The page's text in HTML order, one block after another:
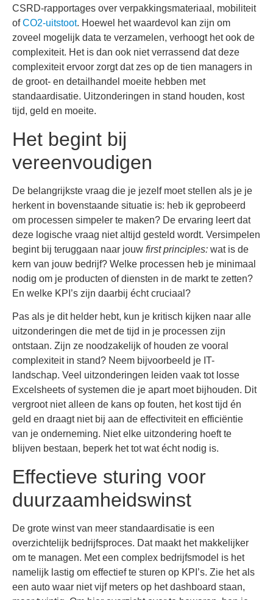
CSRD-rapportages over verpakkingsmateriaal, mobiliteit
ofCO2-uitstoot. Hoewel het waardevol kan zijn om
zoveel mogelijk data te verzamelen, verhoogt het ook de
complexiteit. Het is dan ook niet verrassend dat deze
complexiteit ervoor zorgt dat zes op de tien managers in
de groot- en detailhandel moeite hebben met
standaardisatie. Uitzonderingen in stand houden, kost
tijd, geld en moeite.
Het begint bij
vereenvoudigen
De belangrijkste vraag die je jezelf moet stellen als je je
herkent in bovenstaande situatie is: heb ik geprobeerd
om processen simpeler te maken? De ervaring leert dat
deze logische vraag niet altijd gesteld wordt. Versimpelen
begint bij teruggaan naar jouw first principles: wat is de
kern van jouw bedrijf? Welke processen heb je minimaal
nodig om je producten of diensten in de markt te zetten?
En welke KPI’s zijn daarbij écht cruciaal?
Pas als je dit helder hebt, kun je kritisch kijken naar alle
uitzonderingen die met de tijd in je processen zijn
ontstaan. Zijn ze noodzakelijk of houden ze vooral
complexiteit in stand? Neem bijvoorbeeld je IT-
landschap. Veel uitzonderingen leiden vaak tot losse
Excelsheets of systemen die je apart moet bijhouden. Dit
vergroot niet alleen de kans op fouten, het kost tijd én
geld en draagt niet bij aan de effectiviteit en efficiëntie
van je onderneming. Niet elke uitzondering hoeft te
blijven bestaan, beperk het tot wat écht nodig is.
Effectieve sturing voor
duurzaamheidswinst
De grote winst van meer standaardisatie is een
overzichtelijk bedrijfsproces. Dat maakt het makkelijker
om te managen. Met een complex bedrijfsmodel is het
namelijk lastig om effectief te sturen op KPI’s. Zie het als
een auto waar niet vijf meters op het dashboard staan,